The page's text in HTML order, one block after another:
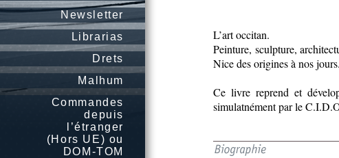
Newsletter
Librarias
Drets
Malhum
Commandes
depuis
l’étranger
(Hors UE) ou
DOM-TOM
L’art occitan.
Peinture, sculpture,
Nice des origines à nos jours.
Ce livre reprend et
simulatnément par le